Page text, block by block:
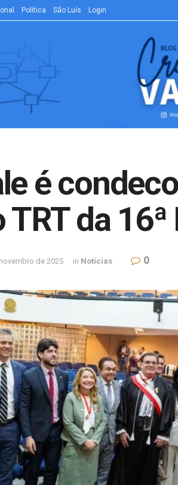
Política São Luís Login
é
da 16ª
de 2025 in Notícias 0